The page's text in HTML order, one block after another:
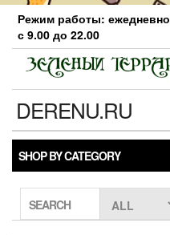
Skip
the
content
Режим работы: ежедневно
с 9.00 до 22.00
DERENU.RU
SHOP BY CATEGORY
SEARCH